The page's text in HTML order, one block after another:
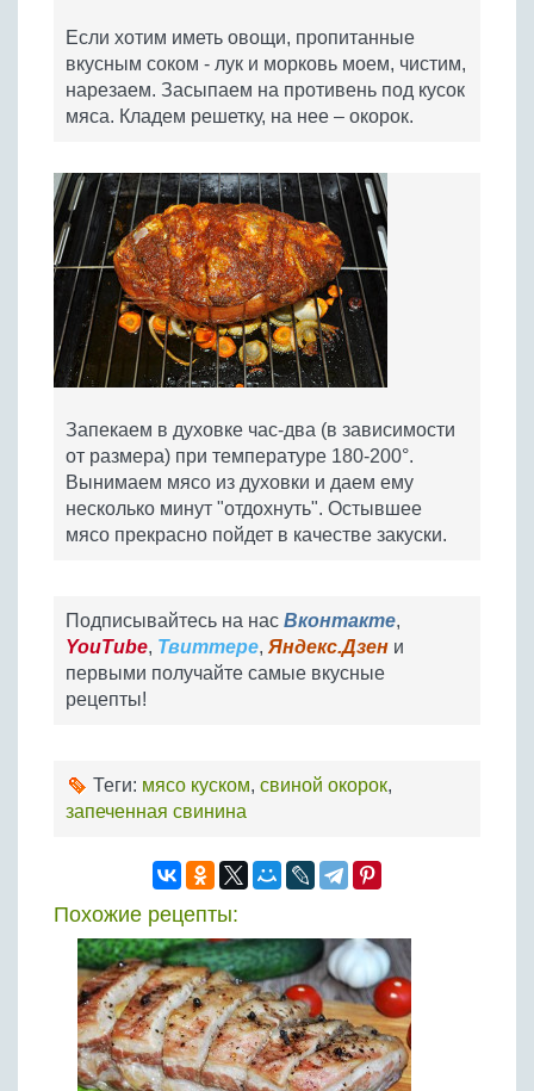
Если хотим иметь овощи, пропитанные
вкусным соком - лук и морковь моем, чистим,
нарезаем. Засыпаем на противень под кусок
мяса. Кладем решетку, на нее – окорок.
Запекаем в духовке час-два (в зависимости
от размера) при температуре 180-200°.
Вынимаем мясо из духовки и даем ему
несколько минут "отдохнуть". Остывшее
мясо прекрасно пойдет в качестве закуски.
Подписывайтесь на нас Вконтакте,
YouTube, Твиттере, Яндекс.Дзен и
первыми получайте самые вкусные
рецепты!
Теги: мясо куском, свиной окорок,
запеченная свинина
Похожие рецепты: